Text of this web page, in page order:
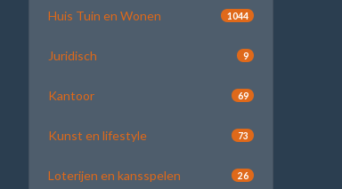
Huis Tuin en Wonen 1044
Juridisch 9
Kantoor 69
Kunst en lifestyle 73
Loterijen en kansspelen 26